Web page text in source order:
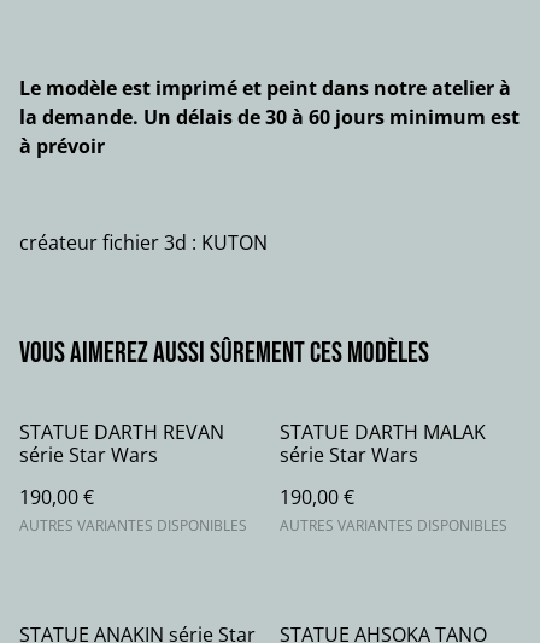
Le modèle est imprimé et peint dans notre atelier à
la demande. Un délais de 30 à 60 jours minimum est
à prévoir
créateur fichier 3d : KUTON
Vous aimerez aussi sûrement ces modèles
STATUE DARTH REVAN
série Star Wars
190,00 €
AUTRES VARIANTES DISPONIBLES
STATUE DARTH MALAK
série Star Wars
190,00 €
AUTRES VARIANTES DISPONIBLES
STATUE ANAKIN série Star
STATUE AHSOKA TANO